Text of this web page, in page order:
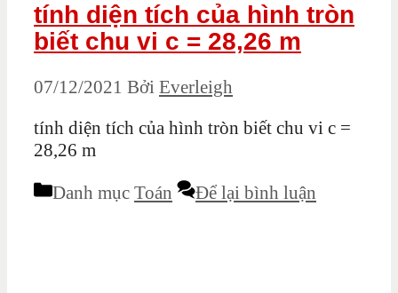
tính diện tích của hình tròn
biết chu vi c = 28,26 m
07/12/2021 Bởi Everleigh
tính diện tích của hình tròn biết chu vi c =
28,26 m
Danh mục Toán Để lại bình luận